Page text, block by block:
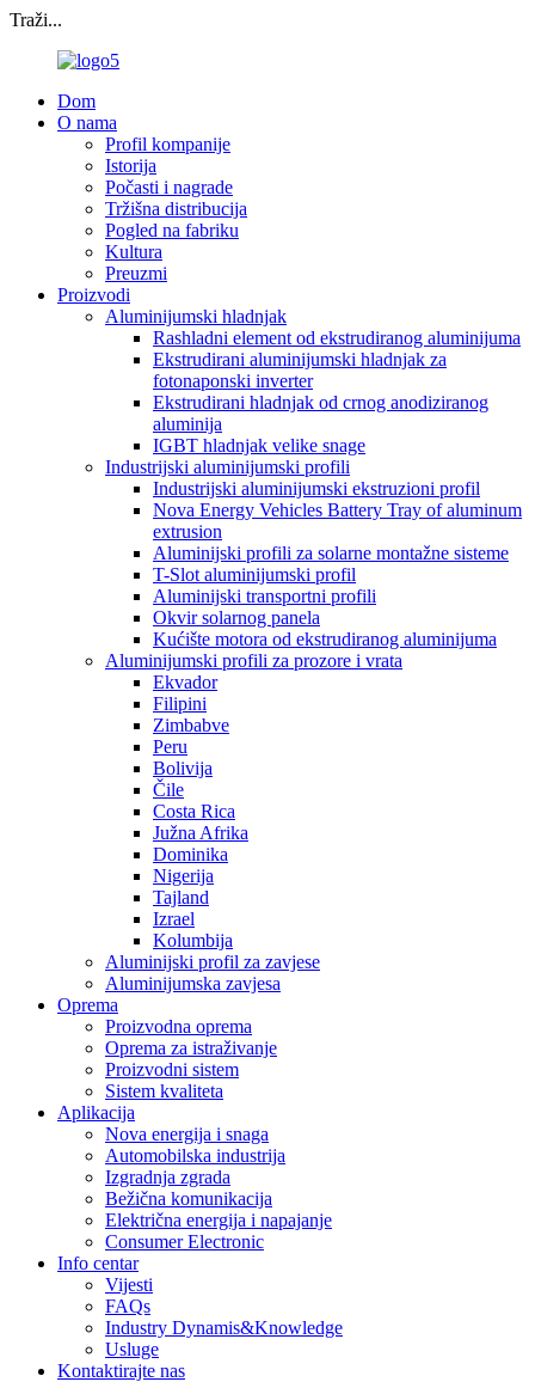
Traži...
Dom
O nama
Profil kompanije
Istorija
Počasti i nagrade
Tržišna distribucija
Pogled na fabriku
Kultura
Preuzmi
Proizvodi
Aluminijumski hladnjak
Rashladni element od ekstrudiranog aluminijuma
Ekstrudirani aluminijumski hladnjak za
fotonaponski inverter
Ekstrudirani hladnjak od crnog anodiziranog
aluminija
IGBT hladnjak velike snage
Industrijski aluminijumski profili
Industrijski aluminijumski ekstruzioni profil
Nova Energy Vehicles Battery Tray of aluminum
extrusion
Aluminijski profili za solarne montažne sisteme
T-Slot aluminijumski profil
Aluminijski transportni profili
Okvir solarnog panela
Kućište motora od ekstrudiranog aluminijuma
Aluminijumski profili za prozore i vrata
Ekvador
Filipini
Zimbabve
Peru
Bolivija
Čile
Costa Rica
Južna Afrika
Dominika
Nigerija
Tajland
Izrael
Kolumbija
Aluminijski profil za zavjese
Aluminijumska zavjesa
Oprema
Proizvodna oprema
Oprema za istraživanje
Proizvodni sistem
Sistem kvaliteta
Aplikacija
Nova energija i snaga
Automobilska industrija
Izgradnja zgrada
Bežična komunikacija
Električna energija i napajanje
Consumer Electronic
Info centar
Vijesti
FAQs
Industry Dynamis&Knowledge
Usluge
Kontaktirajte nas